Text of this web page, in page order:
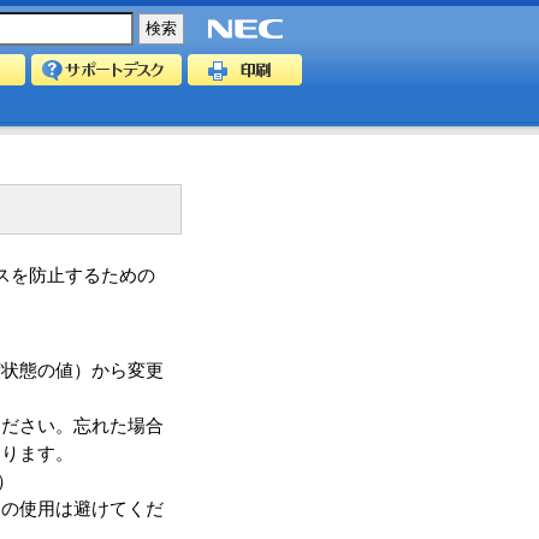
を防止するための
態の値）から変更
さい。忘れた場合
ます。
使用は避けてくだ